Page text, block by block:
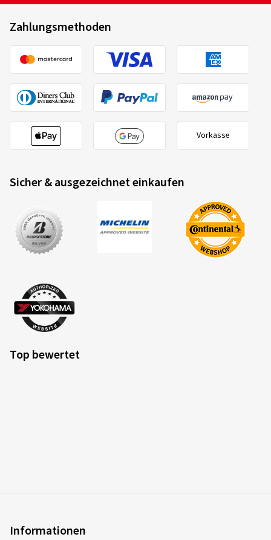
Zahlungsmethoden
Vorkasse
Sicher & ausgezeichnet einkaufen
Top bewertet
Informationen